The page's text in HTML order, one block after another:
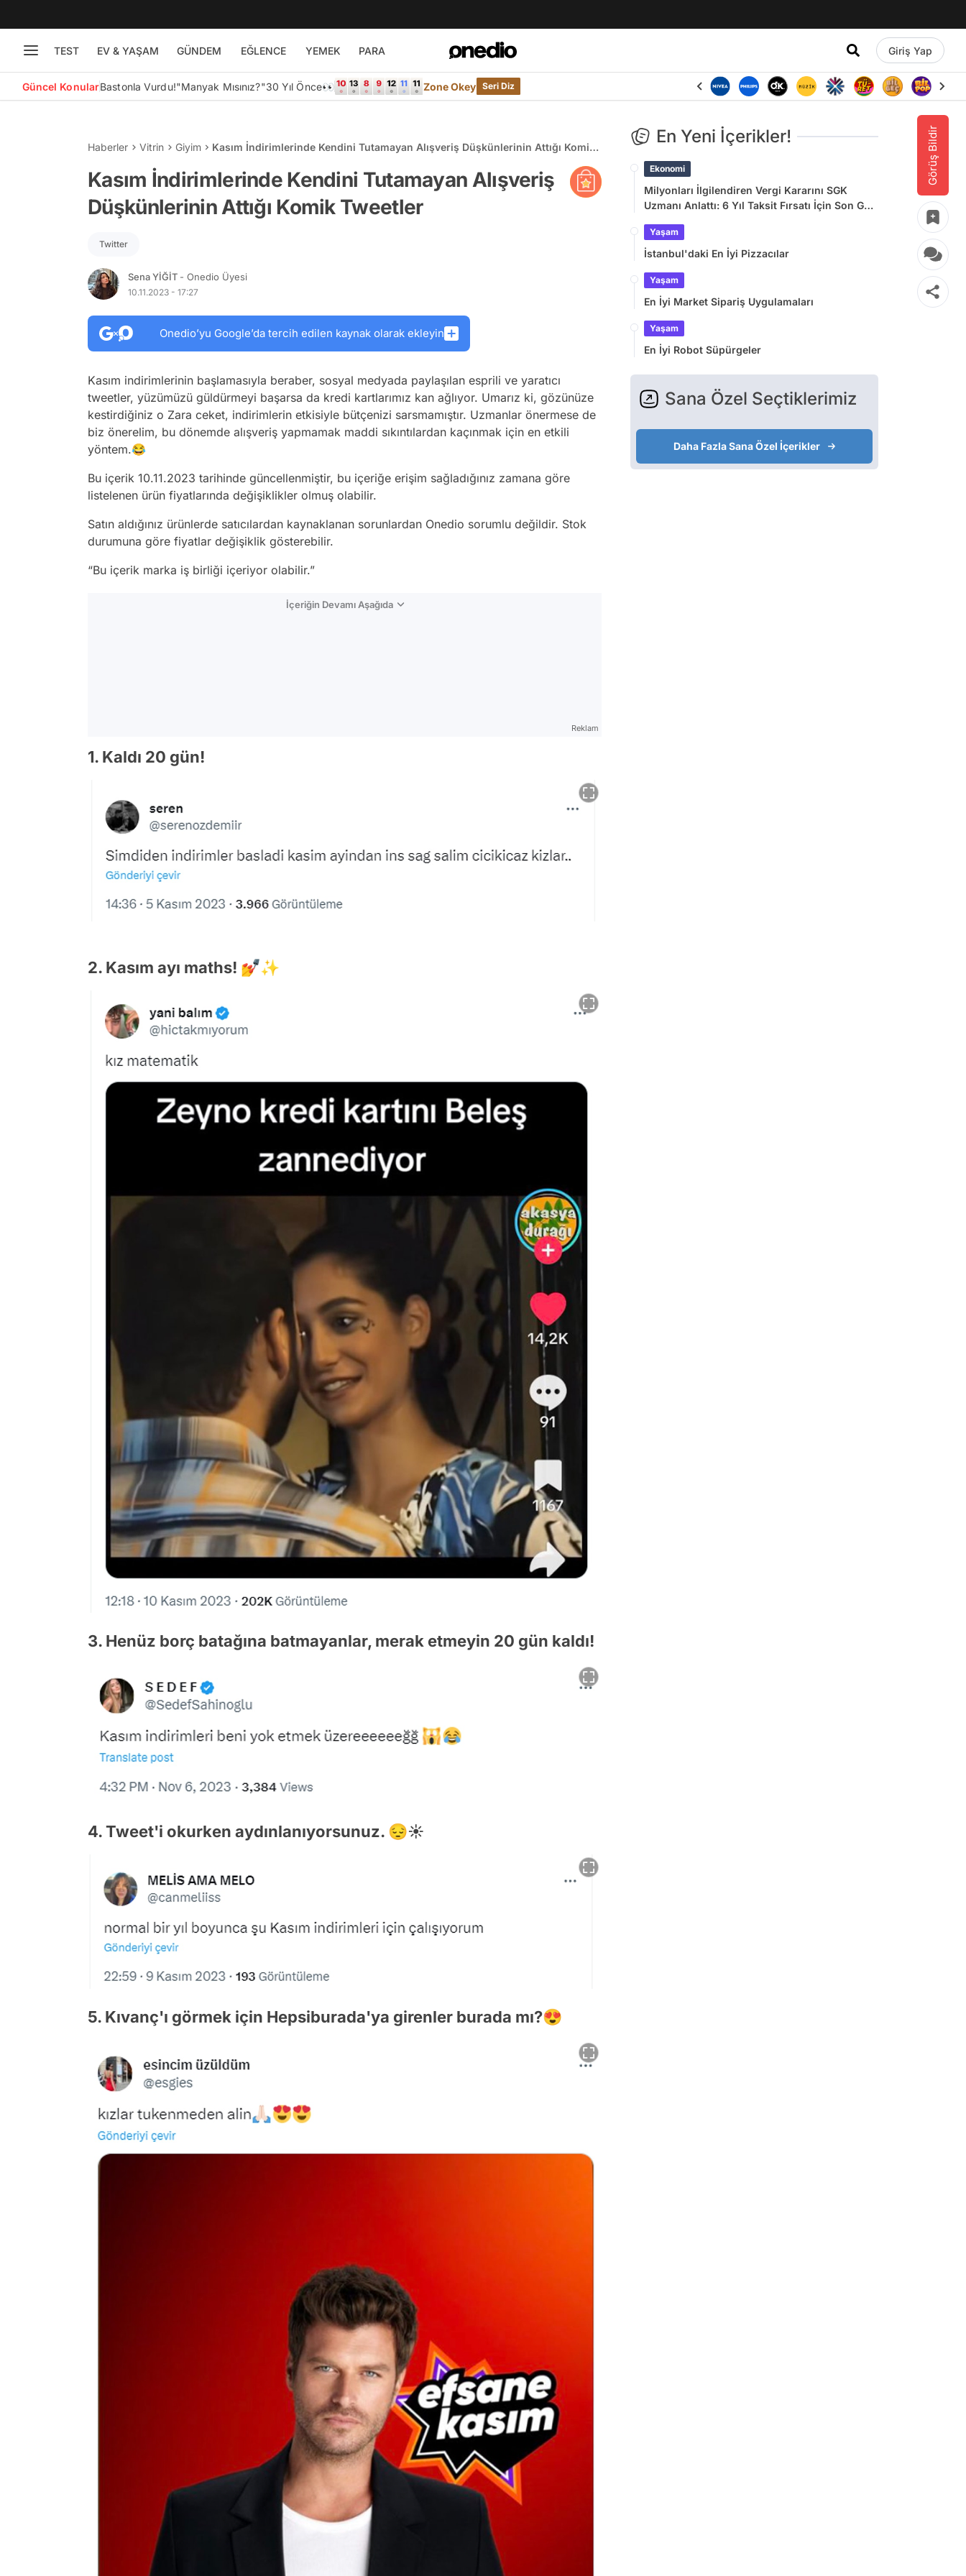
TEST EV & YAŞAM GÜNDEM EĞLENCE YEMEK PARA Giriş Yap
Güncel KonularBastonla Vurdu!"Manyak Mısınız?"30 Yıl Önce👀 Zone Okey Seri Diz
Görüş Bildir
Haberler Vitrin Giyim
Kasım İndirimlerinde Kendini Tutamayan Alışveriş Düşkünlerinin Attığı Komik
Kasım İndirimlerinde Kendini Tutamayan Alışveriş
Düşkünlerinin Attığı Komik Tweetler
Twitter
Sena YİĞİT - Onedio Üyesi
10.11.2023 - 17:27
Onedio’yu Google’da tercih edilen kaynak olarak ekleyin
Kasım indirimlerinin başlamasıyla beraber, sosyal medyada paylaşılan esprili ve yaratıcı
tweetler, yüzümüzü güldürmeyi başarsa da kredi kartlarımız kan ağlıyor. Umarız ki, gözünüze
kestirdiğiniz o Zara ceket, indirimlerin etkisiyle bütçenizi sarsmamıştır. Uzmanlar önermese de
biz önerelim, bu dönemde alışveriş yapmamak maddi sıkıntılardan kaçınmak için en etkili
yöntem.😂
Bu içerik 10.11.2023 tarihinde güncellenmiştir, bu içeriğe erişim sağladığınız zamana göre
listelenen ürün fiyatlarında değişiklikler olmuş olabilir.
Satın aldığınız ürünlerde satıcılardan kaynaklanan sorunlardan Onedio sorumlu değildir. Stok
durumuna göre fiyatlar değişiklik gösterebilir.
“Bu içerik marka iş birliği içeriyor olabilir.”
İçeriğin Devamı Aşağıda
Reklam
1. Kaldı 20 gün!
2. Kasım ayı maths! 💅✨
3. Henüz borç batağına batmayanlar, merak etmeyin 20 gün kaldı!
4. Tweet'i okurken aydınlanıyorsunuz. 😔☀️
5. Kıvanç'ı görmek için Hepsiburada'ya girenler burada mı?😍
En Yeni İçerikler!
Ekonomi
Milyonları İlgilendiren Vergi Kararını SGK
Uzmanı Anlattı: 6 Yıl Taksit Fırsatı İçin Son Gün
Yaşam
İstanbul'daki En İyi Pizzacılar
Yaşam
En İyi Market Sipariş Uygulamaları
Yaşam
En İyi Robot Süpürgeler
Sana Özel Seçtiklerimiz
Daha Fazla Sana Özel İçerikler